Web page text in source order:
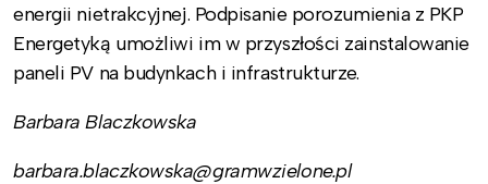
energii nietrakcyjnej. Podpisanie porozumienia z PKP
Energetyką umożliwi im w przyszłości zainstalowanie
paneli PV na budynkach i infrastrukturze.
Barbara Blaczkowska
barbara.blaczkowska@gramwzielone.pl